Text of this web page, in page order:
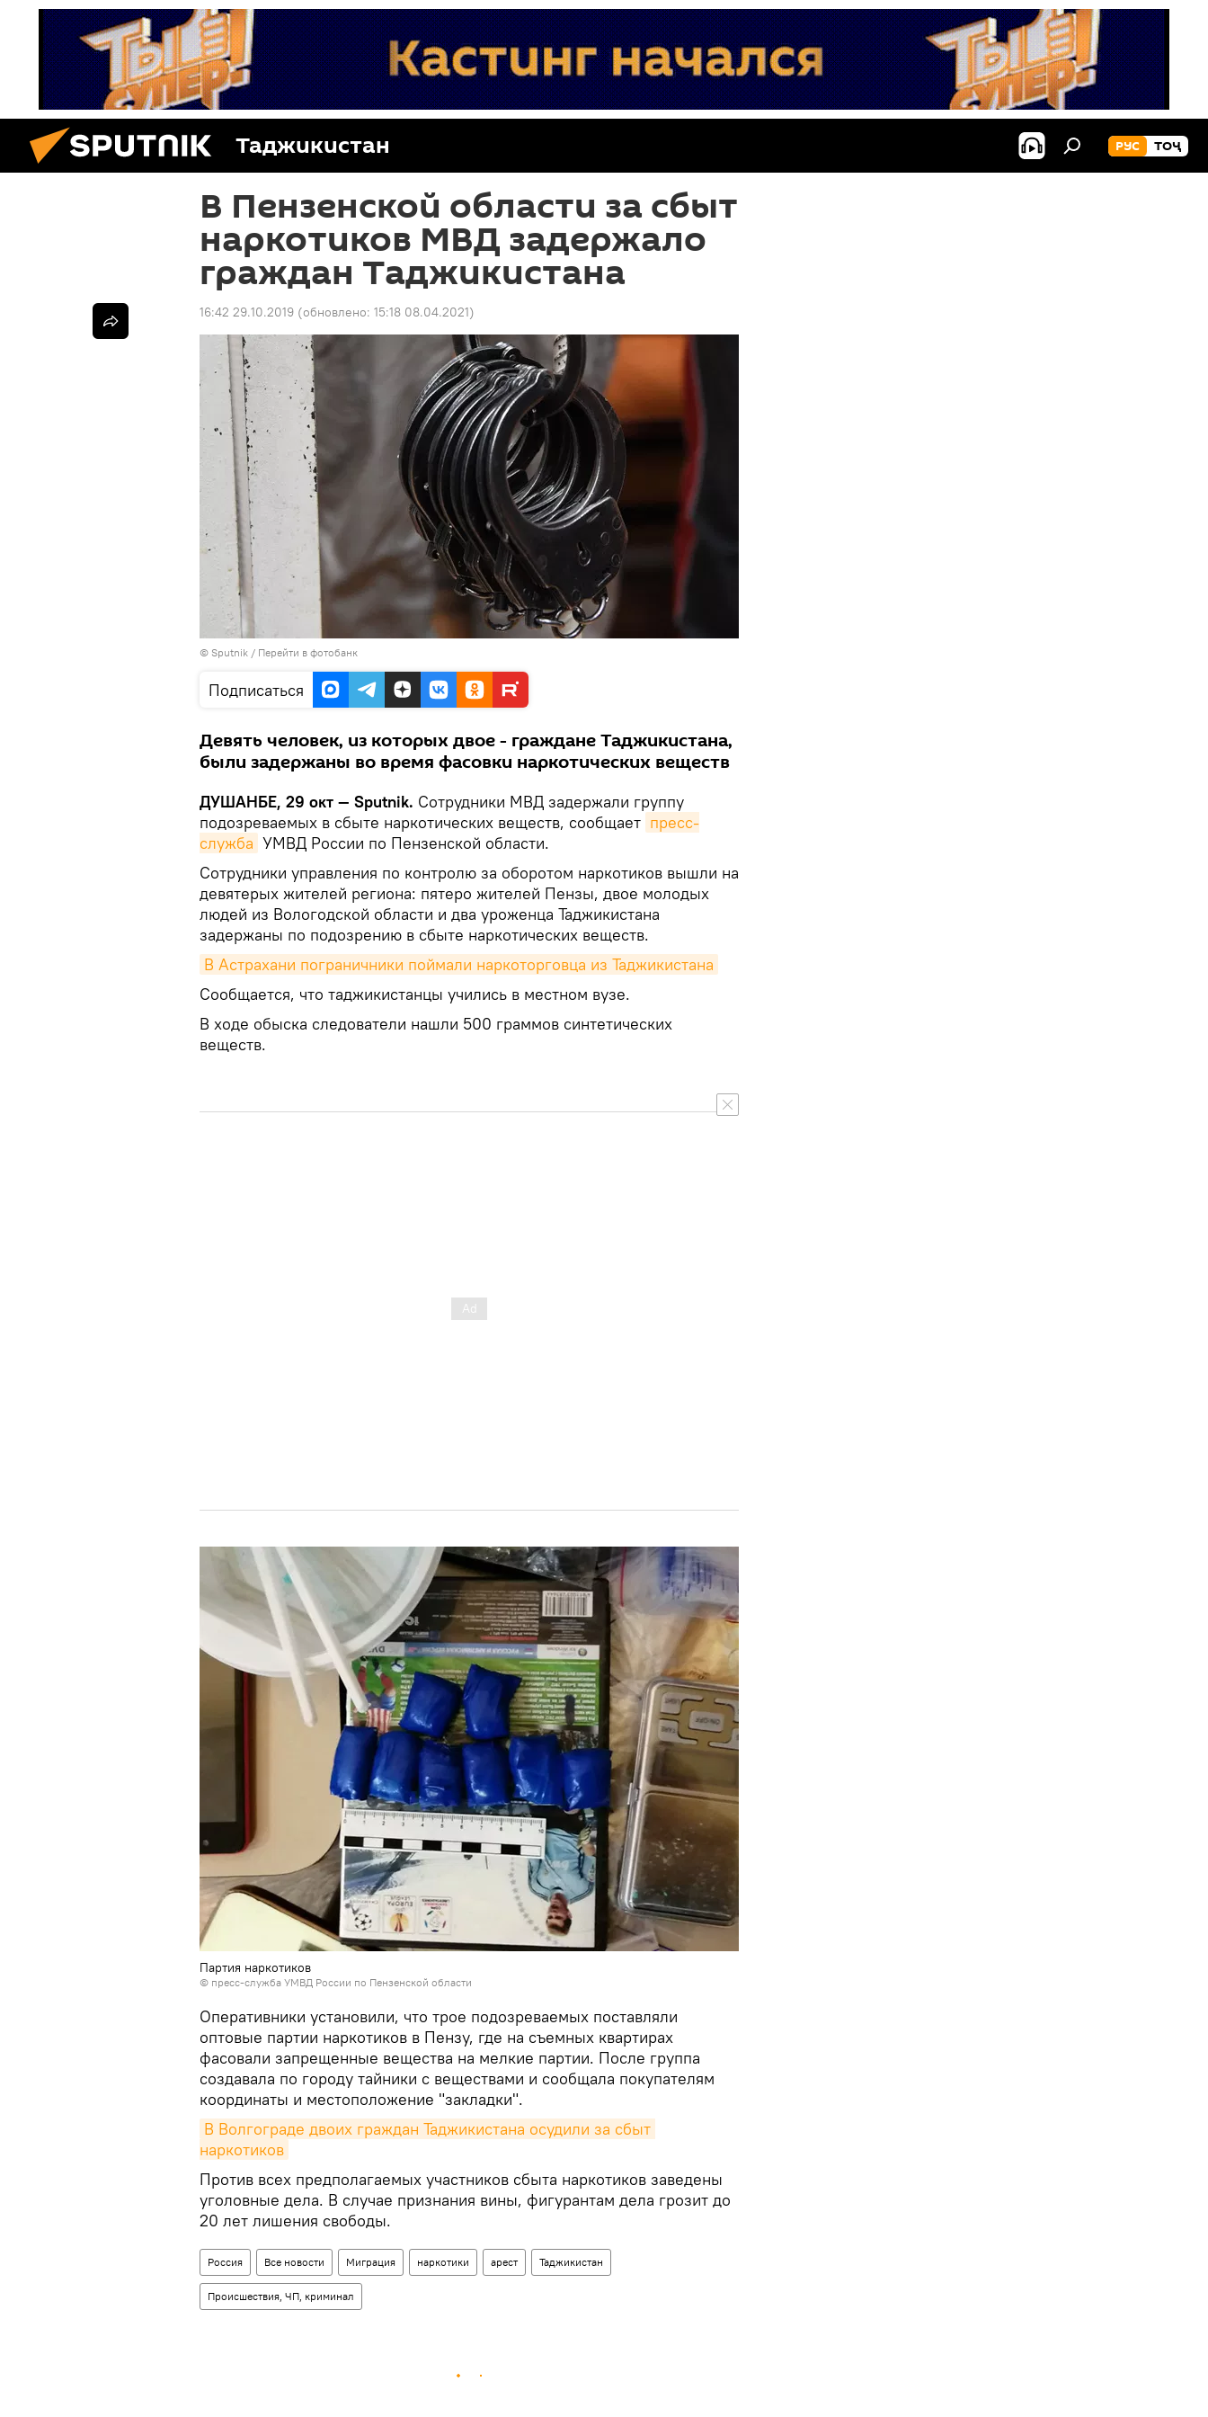
Таджикистан РУС ТОҶ
В Пензенской области за сбыт
наркотиков МВД задержало
граждан Таджикистана
16:42 29.10.2019 (обновлено: 15:18 08.04.2021)
© Sputnik / Перейти в фотобанк
Подписаться
Девять человек, из которых двое - граждане Таджикистана,
были задержаны во время фасовки наркотических веществ
ДУШАНБЕ, 29 окт — Sputnik. Сотрудники МВД задержали группу
подозреваемых в сбыте наркотических веществ, сообщает пресс-
служба УМВД России по Пензенской области.
Сотрудники управления по контролю за оборотом наркотиков вышли на
девятерых жителей региона: пятеро жителей Пензы, двое молодых
людей из Вологодской области и два уроженца Таджикистана
задержаны по подозрению в сбыте наркотических веществ.
В Астрахани пограничники поймали наркоторговца из Таджикистана
Сообщается, что таджикистанцы учились в местном вузе.
В ходе обыска следователи нашли 500 граммов синтетических
веществ.
Партия наркотиков
© пресс-служба УМВД России по Пензенской области
Оперативники установили, что трое подозреваемых поставляли
оптовые партии наркотиков в Пензу, где на съемных квартирах
фасовали запрещенные вещества на мелкие партии. После группа
создавала по городу тайники с веществами и сообщала покупателям
координаты и местоположение "закладки".
В Волгограде двоих граждан Таджикистана осудили за сбыт
наркотиков
Против всех предполагаемых участников сбыта наркотиков заведены
уголовные дела. В случае признания вины, фигурантам дела грозит до
20 лет лишения свободы.
Россия Все новости Миграция наркотики арест Таджикистан
Происшествия, ЧП, криминал